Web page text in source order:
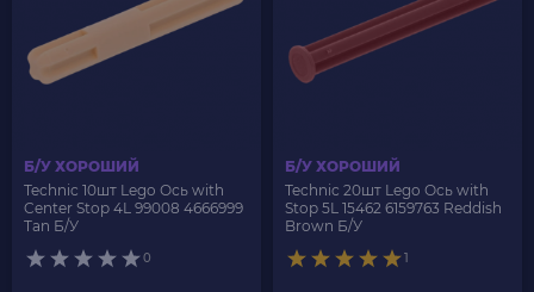
Б/У ХОРОШИЙ
Technic 10шт Lego Ось with
Center Stop 4L 99008 4666999
Tan Б/У
0
Б/У ХОРОШИЙ
Technic 20шт Lego Ось with
Stop 5L 15462 6159763 Reddish
Brown Б/У
1